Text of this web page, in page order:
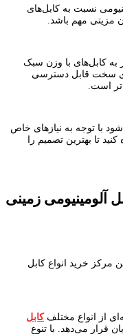
نسبت به کابل‌های
مزیتی مهم باشد.
به کابل‌های با وزن سبک
سخت قابل دسترسی
است.
با توجه به نیازهای خاص
تا بهترین تصمیم را
آلومینیومی زمینی
مرکز خرید انواع کابل
از انواع مختلفکابل
قرار می‌دهد. با تنوع